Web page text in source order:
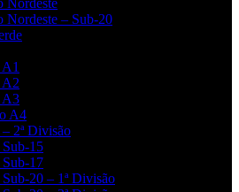
Nordeste – Sub-20
A2
A3
A4
2ª Divisão
Sub-15
Sub-17
Sub-20 – 1ª Divisão